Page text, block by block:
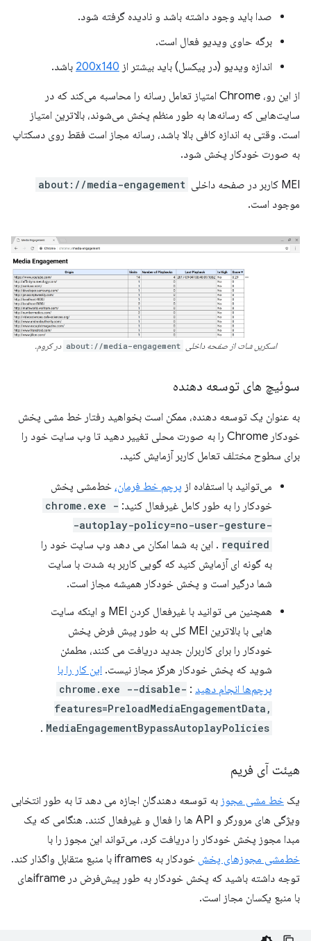
صدا باید وجود داشته باشد و نادیده گرفته شود.
برگه حاوی ویدیو فعال است.
اندازه ویدیو (در پیکسل) باید بیشتر از 200x140 باشد.
از این رو، Chrome امتیاز تعامل رسانه را محاسبه می‌کند که در
سایت‌هایی که رسانه‌ها به طور منظم پخش می‌شوند، بالاترین امتیاز
است. وقتی به اندازه کافی بالا باشد، رسانه مجاز است فقط روی دسکتاپ
به صورت خودکار پخش شود.
MEI کاربر در صفحه داخلی about://media-engagement
موجود است.
اسکرین شات از صفحه داخلی about://media-engagement در کروم.
سوئیچ های توسعه دهنده
به عنوان یک توسعه دهنده، ممکن است بخواهید رفتار خط مشی پخش
خودکار Chrome را به صورت محلی تغییر دهید تا وب سایت خود را
برای سطوح مختلف تعامل کاربر آزمایش کنید.
می‌توانید با استفاده از پرچم خط فرمان، خط‌مشی پخش
خودکار را به طور کامل غیرفعال کنید: chrome.exe -
-autoplay-policy=no-user-gesture-
required . این به شما امکان می دهد وب سایت خود را
به گونه ای آزمایش کنید که گویی کاربر به شدت با سایت
شما درگیر است و پخش خودکار همیشه مجاز است.
همچنین می توانید با غیرفعال کردن MEI و اینکه سایت
هایی با بالاترین MEI کلی به طور پیش فرض پخش
خودکار را برای کاربران جدید دریافت می کنند، مطمئن
شوید که پخش خودکار هرگز مجاز نیست. این کار را با
پرچم‌ها انجام دهید :
chrome.exe --disable-
features=PreloadMediaEngagementData,
MediaEngagementBypassAutoplayPolicies
.
هیئت آی فریم
یک خط مشی مجوز به توسعه دهندگان اجازه می دهد تا به طور انتخابی
ویژگی های مرورگر و API ها را فعال و غیرفعال کنند. هنگامی که یک
مبدا مجوز پخش خودکار را دریافت کرد، می‌تواند این مجوز را با
خط‌مشی مجوزهای پخش
خودکار به iframes با منبع متقابل واگذار کند.
توجه داشته باشید که پخش خودکار به طور پیش‌فرض در iframe‌های
با منبع یکسان مجاز است.